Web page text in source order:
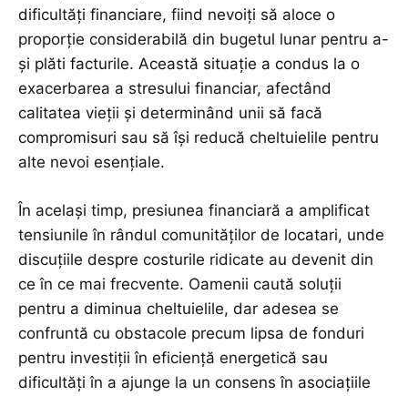
dificultăți financiare, fiind nevoiți să aloce o
proporție considerabilă din bugetul lunar pentru a-
și plăti facturile. Această situație a condus la o
exacerbarea a stresului financiar, afectând
calitatea vieții și determinând unii să facă
compromisuri sau să își reducă cheltuielile pentru
alte nevoi esențiale.
În același timp, presiunea financiară a amplificat
tensiunile în rândul comunităților de locatari, unde
discuțiile despre costurile ridicate au devenit din
ce în ce mai frecvente. Oamenii caută soluții
pentru a diminua cheltuielile, dar adesea se
confruntă cu obstacole precum lipsa de fonduri
pentru investiții în eficiență energetică sau
dificultăți în a ajunge la un consens în asociațiile